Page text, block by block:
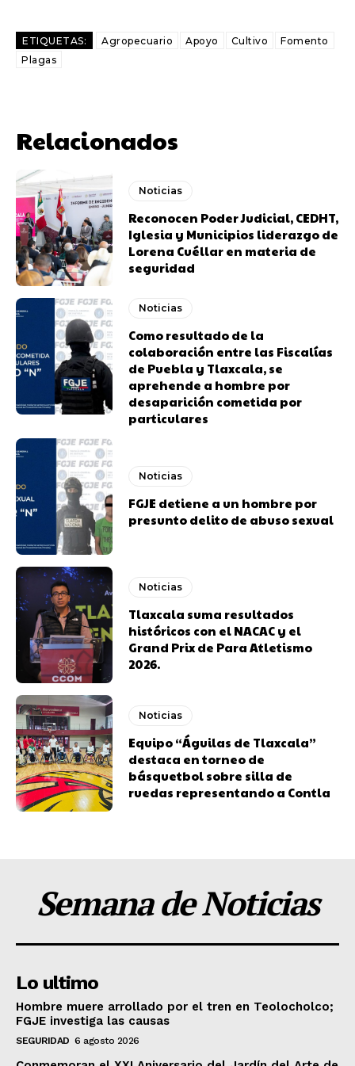
ETIQUETAS: Agropecuario Apoyo Cultivo
Fomento
Plagas
Relacionados
Noticias
Reconocen Poder Judicial, CEDHT,
Iglesia y Municipios liderazgo de
Lorena Cuéllar en materia de
seguridad
Noticias
Como resultado de la
colaboración entre las Fiscalías
de Puebla y Tlaxcala, se
aprehende a hombre por
desaparición cometida por
particulares
Noticias
FGJE detiene a un hombre por
presunto delito de abuso sexual
Noticias
Tlaxcala suma resultados
históricos con el NACAC y el
Grand Prix de Para Atletismo
2026.
Noticias
Equipo “Águilas de Tlaxcala”
destaca en torneo de
básquetbol sobre silla de
ruedas representando a Contla
Semana de Noticias
Lo ultimo
Hombre muere arrollado por el tren en Teolocholco;
FGJE investiga las causas
SEGURIDAD 6 agosto 2026